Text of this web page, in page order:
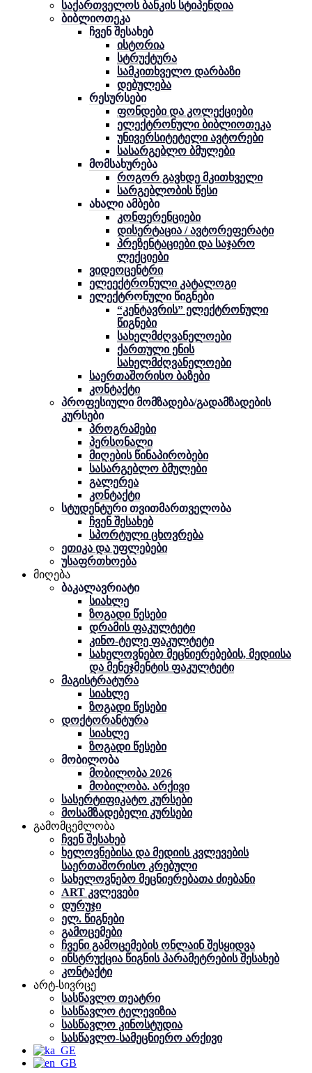
საქართველოს ბანკის სტიპენდია
ბიბლიოთეკა
ჩვენ შესახებ
ისტორია
სტრუქტურა
სამკითხველო დარბაზი
დებულება
რესურსები
ფონდები და კოლექციები
ელექტრონული ბიბლიოთეკა
უნივერსიტეტელი ავტორები
სასარგებლო ბმულები
მომსახურება
როგორ გავხდე მკითხველი
სარგებლობის წესი
ახალი ამბები
კონფერენციები
დისერტაცია / ავტორეფერატი
პრეზენტაციები და საჯარო
ლექციები
ვიდეოცენტრი
ელეექტრონული კატალოგი
ელექტრონული წიგნები
“კენტავრის” ელექტრონული
წიგნები
სახელმძღვანელოები
ქართული ენის
სახელმძღვანელოები
საერთაშორისო ბაზები
კონტაქტი
პროფესიული მომზადება/გადამზადების
კურსები
პროგრამები
პერსონალი
მიღების წინაპირობები
სასარგებლო ბმულები
გალერეა
კონტაქტი
სტუდენტური თვითმართველობა
ჩვენ შესახებ
სპორტული ცხოვრება
ეთიკა და უფლებები
უსაფრთხოება
მიღება
ბაკალავრიატი
სიახლე
ზოგადი წესები
დრამის ფაკულტეტი
კინო-ტელე ფაკულტეტი
სახელოვნებო მეცნიერებების, მედიისა
და მენეჯმენტის ფაკულტეტი
მაგისტრატურა
სიახლე
ზოგადი წესები
დოქტორანტურა
სიახლე
ზოგადი წესები
მობილობა
მობილობა 2026
მობილობა. არქივი
სასერტიფიკატო კურსები
მოსამზადებელი კურსები
გამომცემლობა
ჩვენ შესახებ
ხელოვნებისა და მედიის კვლევების
საერთაშორისო კრებული
სახელოვნებო მეცნიერებათა ძიებანი
ART კვლევები
დურუჯი
ელ. წიგნები
გამოცემები
ჩვენი გამოცემების ონლაინ შესყიდვა
ინსტრუქცია წიგნის პარამეტრების შესახებ
კონტაქტი
არტ-სივრცე
სასწავლო თეატრი
სასწავლო ტელევიზია
სასწავლო კინოსტუდია
სასწავლო-სამეცნიერო არქივი